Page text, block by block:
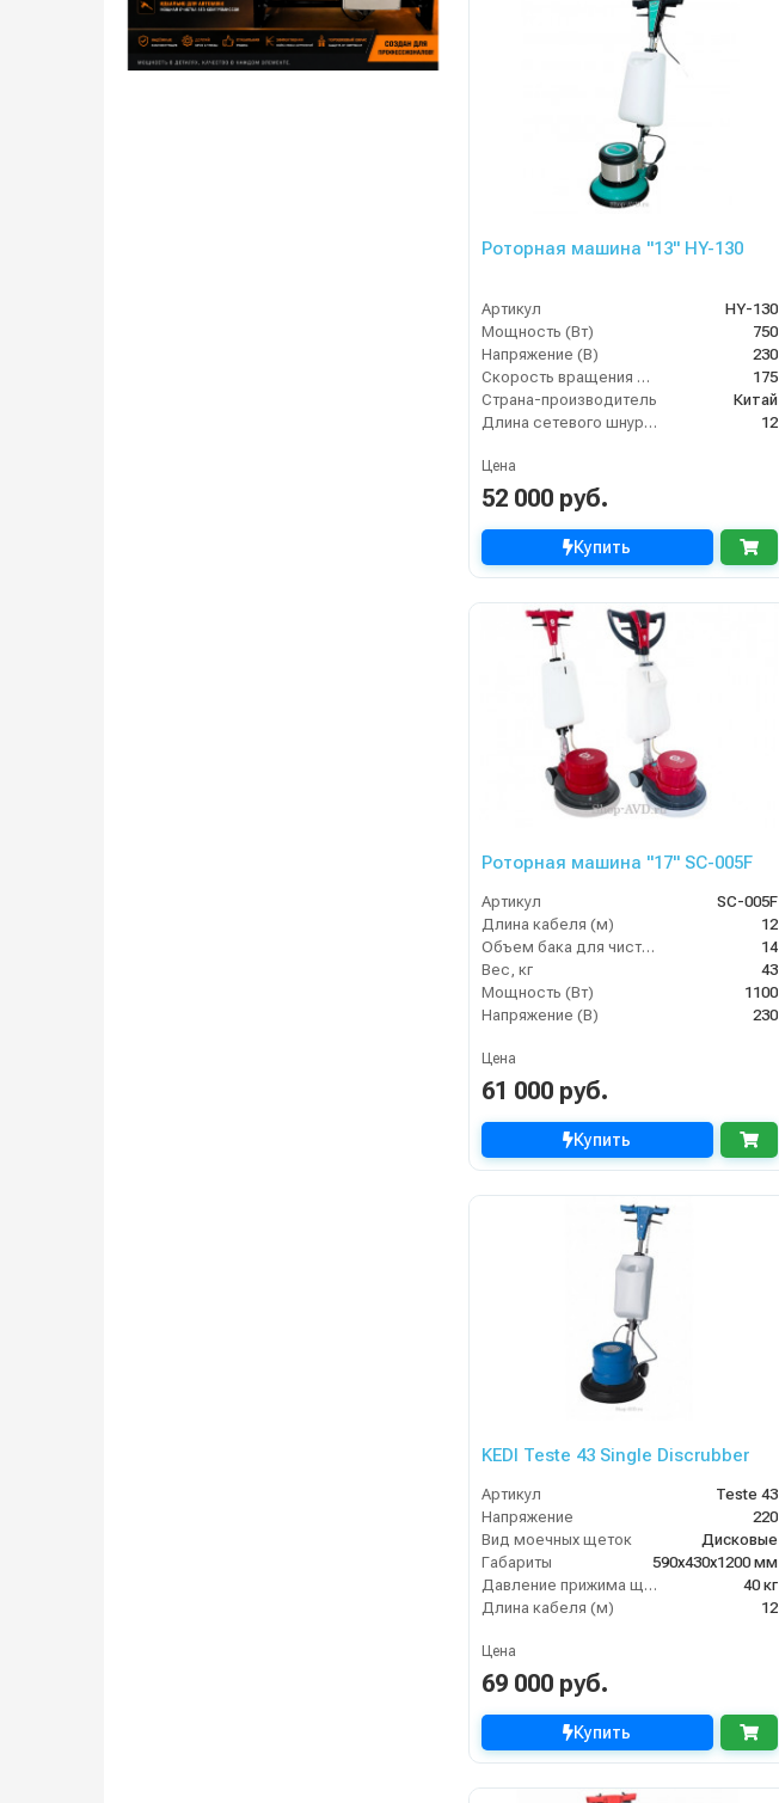
Роторная машина "13" HY-130
Артикул
HY-130
Мощность (Вт)
750
Напряжение (В)
230
Скорость вращения щётки (об/мин)
175
Страна-производитель
Китай
Длина сетевого шнура (м)
12
Цена
52 000 руб.
Купить
Роторная машина "17" SC-005F
Артикул
SC-005F
Длина кабеля (м)
12
Объем бака для чистой воды, л
14
Вес, кг
43
Мощность (Вт)
1100
Напряжение (В)
230
Цена
61 000 руб.
Купить
KEDI Teste 43 Single Discrubber
Артикул
Teste 43
Напряжение
220
Вид моечных щеток
Дисковые
Габариты
590х430х1200 мм
Давление прижима щеток
40 кг
Длина кабеля (м)
12
Цена
69 000 руб.
Купить